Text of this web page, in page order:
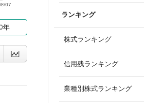
07
年
ランキング
株式ランキング
信用残ランキング
業種別株式ランキング